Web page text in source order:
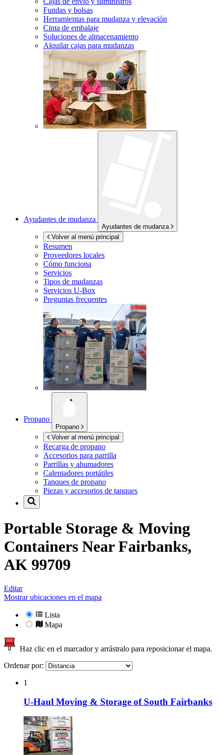
Fundas y bolsas
Herramientas para mudanza y elevación
Cinta de embalaje
Soluciones de almacenamiento
Alquilar cajas para mudanzas
Ayudantes de mudanza
Ayudantes de mudanza
Volver al menú principal
Resumen
Proveedores locales
Cómo funciona
Servicios
Tipos de mudanzas
Servicios U-Box
Preguntas frecuentes
Propano
Propano
Volver al menú principal
Recarga de propano
Accesorios para parrilla
Parrillas y ahumadores
Calentadores portátiles
Tanques de propano
Piezas y accesorios de tanques
Portable Storage & Moving
Containers NearFairbanks,
AK 99709
Editar
Mostrar ubicaciones en el mapa
Lista
Mapa
Haz clic en el marcador y arrástralo para reposicionar el mapa.
Ordenar por:
1
U-Haul Moving & Storage of South Fairbanks